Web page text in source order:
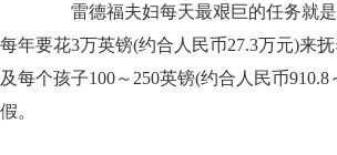
雷德福夫妇每天最艰巨的任务就是
每年要花3万英镑(约合人民币27.3万元)来
及每个孩子100～250英镑(约合人民币
假。